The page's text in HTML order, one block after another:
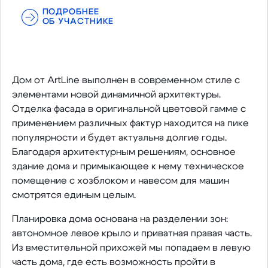
ПОДРОБНЕЕ
ОБ УЧАСТНИКЕ
Дом от ArtLine выполнен в современном стиле с
элементами новой динамичной архитектуры.
Отделка фасада в оригинальной цветовой гамме с
применением различных фактур находится на пике
популярности и будет актуальна долгие годы.
Благодаря архитектурным решениям, основное
здание дома и примыкающее к нему техническое
помещение с хозблоком и навесом для машин
смотрятся единым целым.
Планировка дома основана на разделении зон:
автономное левое крыло и приватная правая часть.
Из вместительной прихожей мы попадаем в левую
часть дома, где есть возможность пройти в